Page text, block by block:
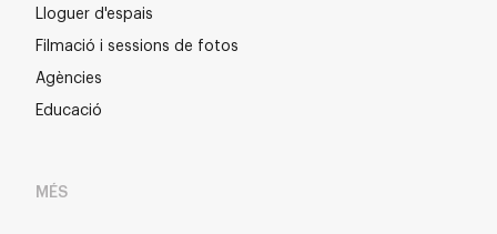
Lloguer d'espais
Filmació i sessions de fotos
Agències
Educació
MÉS